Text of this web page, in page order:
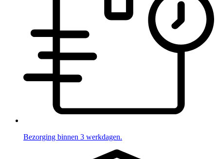
Bezorging binnen 3 werkdagen.